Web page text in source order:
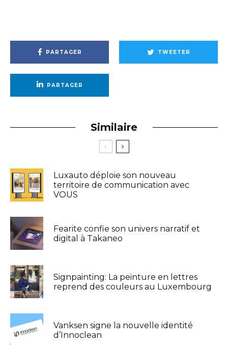
PARTAGER TWEETER
PARTAGER
Similaire
Luxauto déploie son nouveau
territoire de communication avec
VOUS
Fearite confie son univers narratif et
digital à Takaneo
Signpainting: La peinture en lettres
reprend des couleurs au Luxembourg
Vanksen signe la nouvelle identité
d’Innoclean